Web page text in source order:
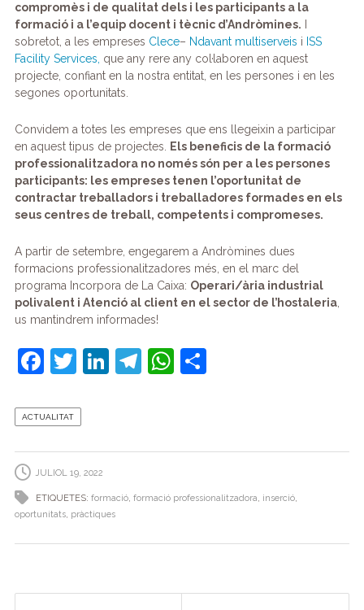
compromès i de qualitat dels i les participants a la
formació i a l’equip docent i tècnic d’Andròmines.
sobretot, a les empreses Clece– Ndavant multiserveis i ISS
Facility Services, que any rere any col·laboren en aquest
projecte, confiant en la nostra entitat, en les persones i en les
segones oportunitats.
Convidem a totes les empreses que ens llegeixin a participar
en aquest tipus de projectes. Els beneficis de la formació
professionalitzadora no només són per a les persones
participants: les empreses tenen l’oportunitat de
contractar treballadors i treballadores formades en els
seus centres de treball, competents i compromeses.
A partir de setembre, engegarem a Andròmines dues
formacions professionalitzadores més, en el marc del
programa Incorpora de La Caixa: Operari/ària industrial
polivalent i Atenció al client en el sector de l’hostaleria,
us mantindrem informades!
F
c
b
o
o
k
T
itt
Li
n
T
m
W
p
C
te
ACTUALITAT
JULIOL 19, 2022
ETIQUETES: formació, formació professionalitzadora, inserció,
oportunitats, pràctiques